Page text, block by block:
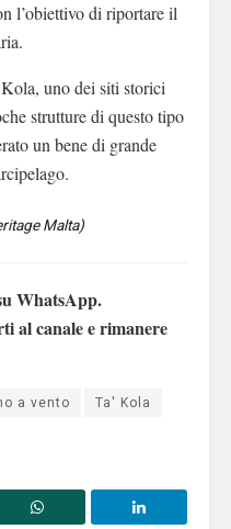
l’obiettivo di riportare il
uno dei siti storici
strutture di questo tipo
un bene di grande
Malta)
WhatsApp.
al canale e rimanere
a vento
Ta' Kola